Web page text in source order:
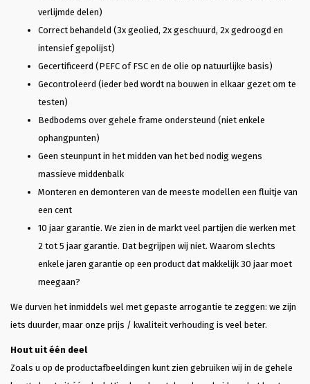
verlijmde delen)
Correct behandeld (3x geolied, 2x geschuurd, 2x gedroogd en
intensief gepolijst)
Gecertificeerd (PEFC of FSC en de olie op natuurlijke basis)
Gecontroleerd (ieder bed wordt na bouwen in elkaar gezet om te
testen)
Bedbodems over gehele frame ondersteund (niet enkele
ophangpunten)
Geen steunpunt in het midden van het bed nodig wegens
massieve middenbalk
Monteren en demonteren van de meeste modellen een fluitje van
een cent
10 jaar garantie. We zien in de markt veel partijen die werken met
2 tot 5 jaar garantie. Dat begrijpen wij niet. Waarom slechts
enkele jaren garantie op een product dat makkelijk 30 jaar moet
meegaan?
We durven het inmiddels wel met gepaste arrogantie te zeggen: we zijn
iets duurder, maar onze prijs / kwaliteit verhouding is veel beter.
Hout uit één deel
Zoals u op de productafbeeldingen kunt zien gebruiken wij in de gehele